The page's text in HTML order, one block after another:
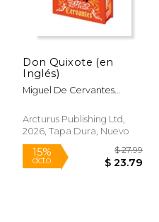
Don Quixote (en
Inglés)
Miguel De Cervantes
Arcturus Publishing Ltd,
2026, Tapa Dura, Nuevo